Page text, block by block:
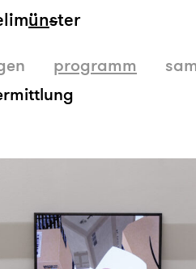
ünster
programm